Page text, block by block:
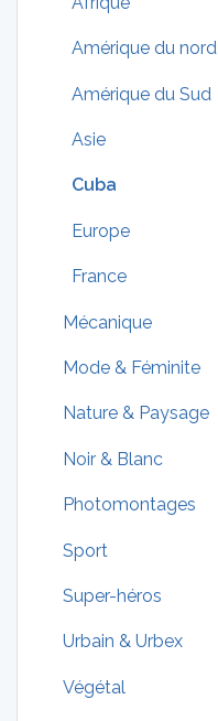
Amérique du nord
Amérique du Sud
Asie
Cuba
Europe
France
Mécanique
Mode & Féminite
Nature & Paysage
Noir & Blanc
Photomontages
Sport
Super-héros
Urbain & Urbex
Végétal